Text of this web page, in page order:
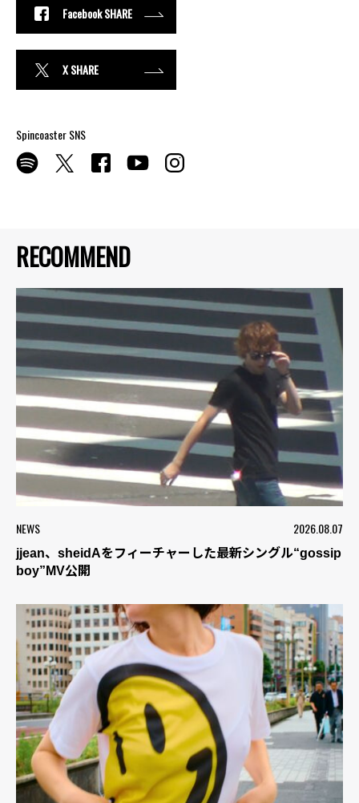
RECOMMEND
NEWS 2026.08.07
jjean、sheidAをフィーチャーした最新シングル“gossip
boy”MV公開
Facebook SHARE
X SHARE
Spincoaster SNS